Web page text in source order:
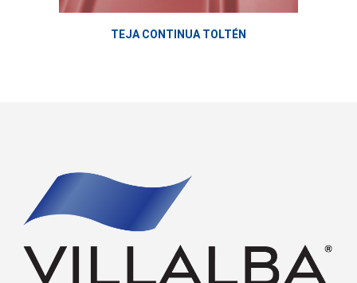
TEJA CONTINUA TOLTÉN